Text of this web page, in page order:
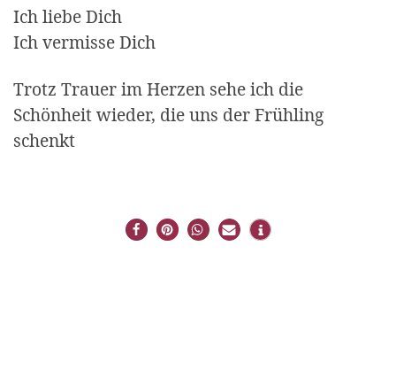
Ich liebe Dich
Ich vermisse Dich
Trotz Trauer im Herzen sehe ich die
Schönheit wieder, die uns der Frühling
schenkt